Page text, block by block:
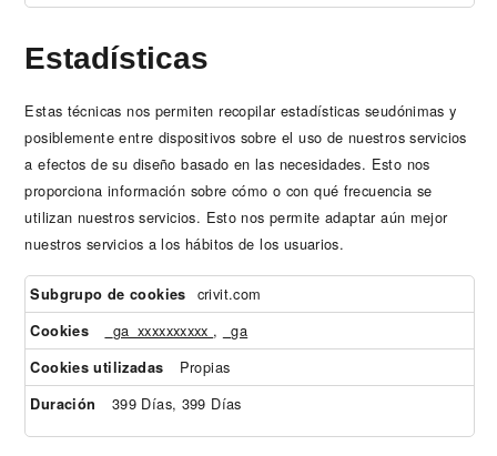
Estadísticas
Estas técnicas nos permiten recopilar estadísticas seudónimas y
posiblemente entre dispositivos sobre el uso de nuestros servicios
a efectos de su diseño basado en las necesidades. Esto nos
proporciona información sobre cómo o con qué frecuencia se
utilizan nuestros servicios. Esto nos permite adaptar aún mejor
nuestros servicios a los hábitos de los usuarios.
Estadísticas
crivit.com
_ga_xxxxxxxxxx ,
_ga
Propias
399 Días, 399 Días